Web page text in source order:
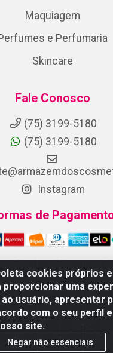
cookies próprios
uma
usuário, apresentar
com o seu perfil
site.
Negar não essenciais
Maquiagem
e Perfumaria
Skincare
Fale Conosco
(75) 3199-5180
(75) 3199-5180
Instagram
de
COSMETICOS
2222 - Parque Ipê, Feira
008 - CNPJ 07.246.802/